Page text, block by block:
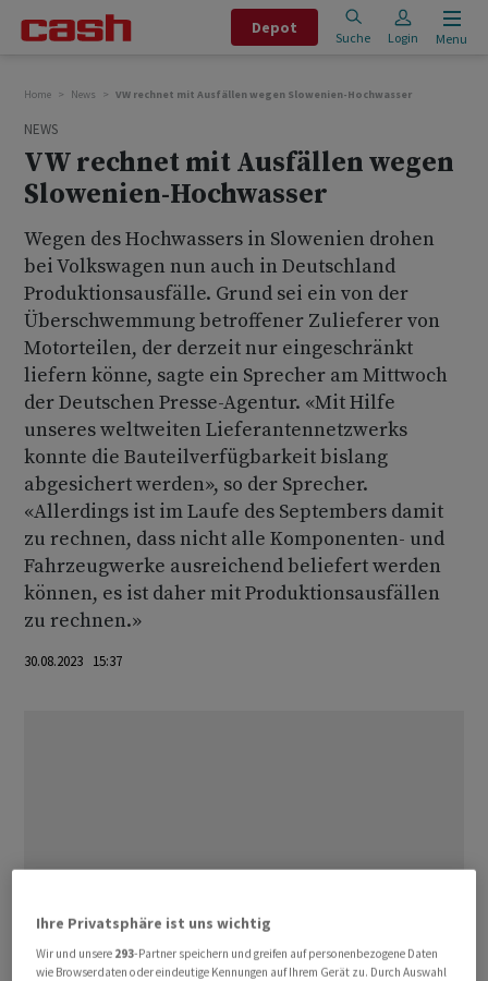
Depot
Suche Login Menu
Home News VW rechnet mit Ausfällen wegen Slowenien-Hochwasser
NEWS
VW rechnet mit Ausfällen wegen
Slowenien-Hochwasser
Wegen des Hochwassers in Slowenien drohen
bei Volkswagen nun auch in Deutschland
Produktionsausfälle. Grund sei ein von der
Überschwemmung betroffener Zulieferer von
Motorteilen, der derzeit nur eingeschränkt
liefern könne, sagte ein Sprecher am Mittwoch
der Deutschen Presse-Agentur. «Mit Hilfe
unseres weltweiten Lieferantennetzwerks
konnte die Bauteilverfügbarkeit bislang
abgesichert werden», so der Sprecher.
«Allerdings ist im Laufe des Septembers damit
zu rechnen, dass nicht alle Komponenten- und
Fahrzeugwerke ausreichend beliefert werden
können, es ist daher mit Produktionsausfällen
zu rechnen.»
30.08.2023 15:37
Ihre Privatsphäre ist uns wichtig
Wir und unsere 293-Partner speichern und greifen auf personenbezogene Daten
wie Browserdaten oder eindeutige Kennungen auf Ihrem Gerät zu. Durch Auswahl